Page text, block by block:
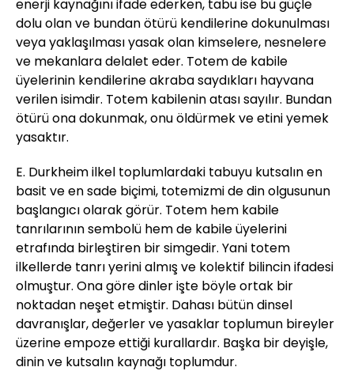
enerji kaynağını ifade ederken, tabu ise bu güçle
dolu olan ve bundan ötürü kendilerine dokunulması
veya yaklaşılması yasak olan kimselere, nesnelere
ve mekanlara delalet eder. Totem de kabile
üyelerinin kendilerine akraba saydıkları hayvana
verilen isimdir. Totem kabilenin atası sayılır. Bundan
ötürü ona dokunmak, onu öldürmek ve etini yemek
yasaktır.
E. Durkheim ilkel toplumlardaki tabuyu kutsalın en
basit ve en sade biçimi, totemizmi de din olgusunun
başlangıcı olarak görür. Totem hem kabile
tanrılarının sembolü hem de kabile üyelerini
etrafında birleştiren bir simgedir. Yani totem
ilkellerde tanrı yerini almış ve kolektif bilincin ifadesi
olmuştur. Ona göre dinler işte böyle ortak bir
noktadan neşet etmiştir. Dahası bütün dinsel
davranışlar, değerler ve yasaklar toplumun bireyler
üzerine empoze ettiği kurallardır. Başka bir deyişle,
dinin ve kutsalın kaynağı toplumdur.